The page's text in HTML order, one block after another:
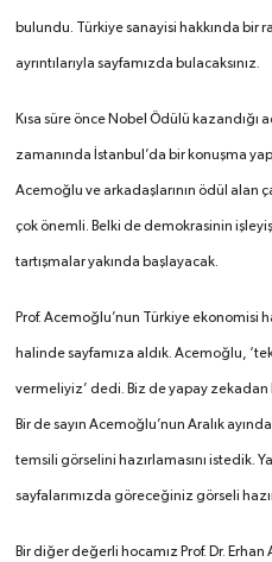
bulundu. Türkiye sanayisi hakkında bir
ayrıntılarıyla sayfamızda bulacaksınız.
Kısa süre önce Nobel Ödülü kazandığı
zamanında İstanbul’da bir konuşma
Acemoğlu ve arkadaşlarının ödül alan
çok önemli. Belki de demokrasinin
tartışmalar yakında başlayacak.
Prof. Acemoğlu’nun Türkiye ekonomisi
halinde sayfamıza aldık. Acemoğlu,
vermeliyiz’ dedi. Biz de yapay zekadan
Bir de sayın Acemoğlu’nun Aralık
temsili görselini hazırlamasını istedik.
sayfalarımızda göreceğiniz görseli
Bir diğer değerli hocamız Prof. Dr.